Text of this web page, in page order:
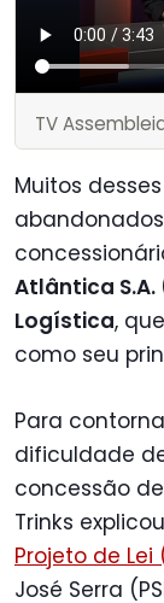
TV
Muitos
Atlântica
Logística,
como seu
Para
dificuldade
concessão
Trinks
Projeto de Lei
José Serra